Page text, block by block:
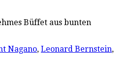
Büffet aus bunten
Nagano, Leonard Bernstein,